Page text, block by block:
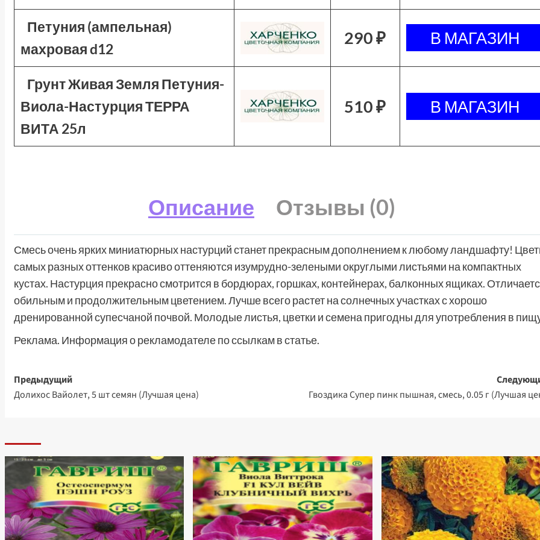
Петуния (ампельная)
махровая d12
290 ₽
Грунт Живая Земля Петуния-
Виола-Настурция ТЕРРА
ВИТА 25л
510 ₽
Описание Отзывы (0)
Смесь очень ярких миниатюрных настурций станет прекрасным дополнением к любому ландшафту!
самых разных оттенков красиво оттеняются изумрудно-зелеными округлыми листьями на компактных
кустах. Настурция прекрасно смотрится в бордюрах, горшках, контейнерах, балконных ящиках.
обильным и продолжительным цветением. Лучше всего растет на солнечных участках с хорошо
дренированной супесчаной почвой. Молодые листья, цветки и семена пригодны для употребления в
Реклама. Информация о рекламодателе по ссылкам в статье.
Навигация
записи
Предыдущий
Долихос Вайолет, 5 шт семян (Лучшая цена)
Гвоздика Супер пинк пышная, смесь, 0.05 г (Лучшая